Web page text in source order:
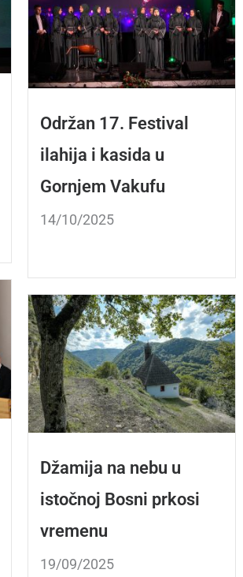
Održan 17. Festival
ilahija i kasida u
Gornjem Vakufu
14/10/2025
Džamija na nebu u
istočnoj Bosni prkosi
vremenu
19/09/2025